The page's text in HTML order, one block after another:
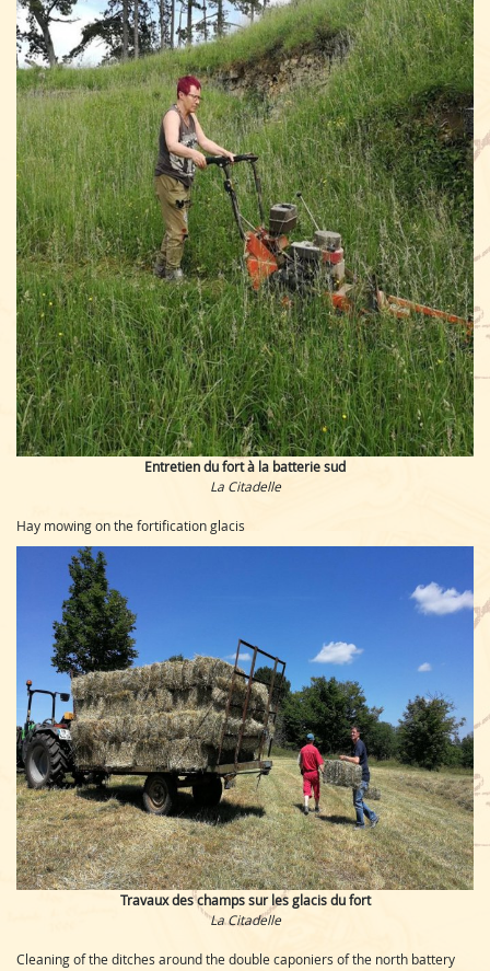
Entretien du fort à la batterie sud
La Citadelle
Hay mowing on the fortification glacis
Travaux des champs sur les glacis du fort
La Citadelle
Cleaning of the ditches around the double caponiers of the north battery